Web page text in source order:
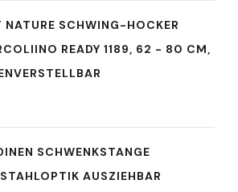
NATURE SCHWING-HOCKER
READY 1189, 62 - 80 CM,
SCHWENKSTANGE
AUSZIEHBAR